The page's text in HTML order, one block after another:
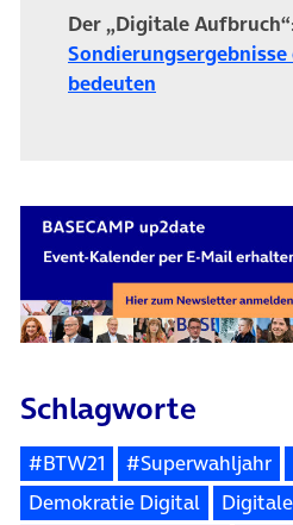
Der „Digitale Aufbruch“:
bedeuten
Schlagworte
#BTW21 #Superwahljahr
Demokratie Digital